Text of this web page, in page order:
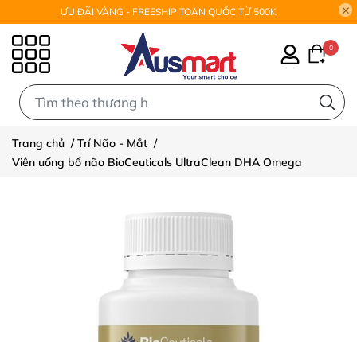
ƯU ĐÃI VÀNG - FREESHIP TOÀN QUỐC TỪ 500K
0
Trang chủ /Trí Não - Mắt /
Viên uống bổ não BioCeuticals UltraClean DHA Omega